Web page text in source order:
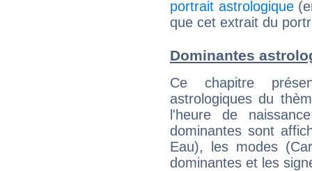
portrait astrologique
que cet extrait du
Dominantes
Ce chapitre
astrologiques du
l'heure de
dominantes sont
Eau), les modes
dominantes et les